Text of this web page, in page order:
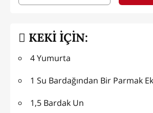
KEKİ İÇİN:
4 Yumurta
1 Su Bardağından Bir Parmak
1,5 Bardak Un